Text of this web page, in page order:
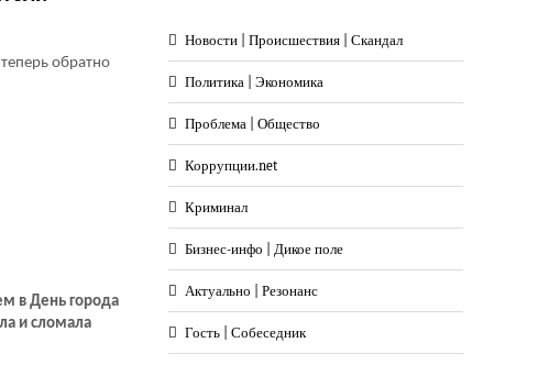
обратно
в День города
и сломала
Новости | Происшествия | Скандал
Политика | Экономика
Проблема | Общество
Коррупции.net
Криминал
Бизнес-инфо | Дикое поле
Актуально | Резонанс
Гость | Собеседник